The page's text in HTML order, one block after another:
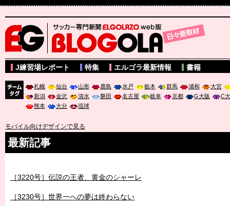
サッカー専門新聞ELGOLAZO web版 BLOGOLA
J練習場レポート 特集 エルゴラ最新情報 書籍
札幌 仙台 山形 鹿島 水戸 栃木 群馬 浦和
大宮
新潟
金沢 清水 磐田 名古屋 岐阜 京都 G大阪
C
熊本
大分 琉球
モバイル向けデザインで見る
最新記事
［3220号］伝説の王者、黄金のシャーレ
［3230号］世界一への夢は終わらない